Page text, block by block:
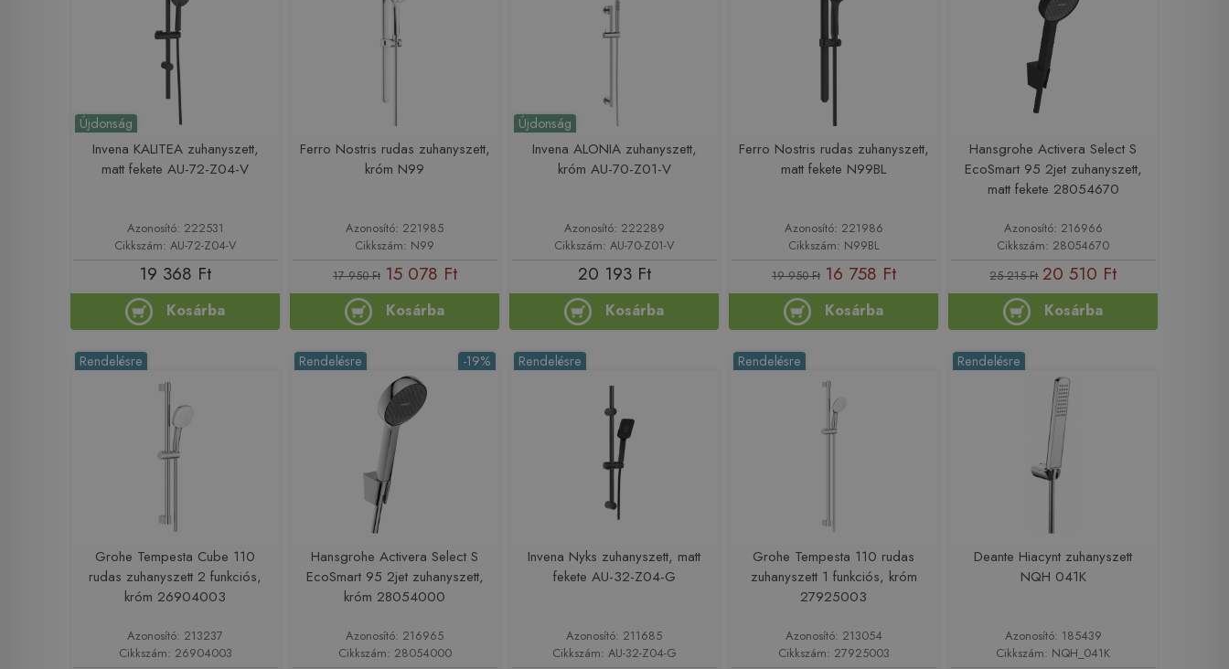
Újdonság
Invena KALITEA zuhanyszett,
matt fekete AU-72-Z04-V
Azonosító: 222531
Cikkszám: AU-72-Z04-V
19 368 Ft
Kosárba
Ferro Nostris rudas zuhanyszett,
króm N99
Azonosító: 221985
Cikkszám: N99
17 950 Ft 15 078 Ft
Kosárba
Újdonság
Invena ALONIA zuhanyszett,
króm AU-70-Z01-V
Azonosító: 222289
Cikkszám: AU-70-Z01-V
20 193 Ft
Kosárba
Ferro Nostris rudas zuhanyszett,
matt fekete N99BL
Azonosító: 221986
Cikkszám: N99BL
19 950 Ft 16 758 Ft
Kosárba
Hansgrohe Activera Select S
EcoSmart 95 2jet zuhanyszett,
matt fekete 28054670
Azonosító: 216966
Cikkszám: 28054670
25 215 Ft 20 510 Ft
Kosárba
Rendelésre
Grohe Tempesta Cube 110
rudas zuhanyszett 2 funkciós,
króm 26904003
Azonosító: 213237
Cikkszám: 26904003
-19%
Rendelésre
Hansgrohe Activera Select S
EcoSmart 95 2jet zuhanyszett,
króm 28054000
Azonosító: 216965
Cikkszám: 28054000
Rendelésre
Invena Nyks zuhanyszett, matt
fekete AU-32-Z04-G
Azonosító: 211685
Cikkszám: AU-32-Z04-G
Rendelésre
Grohe Tempesta 110 rudas
zuhanyszett 1 funkciós, króm
27925003
Azonosító: 213054
Cikkszám: 27925003
Rendelésre
Deante Hiacynt zuhanyszett
NQH 041K
Azonosító: 185439
Cikkszám: NQH_041K